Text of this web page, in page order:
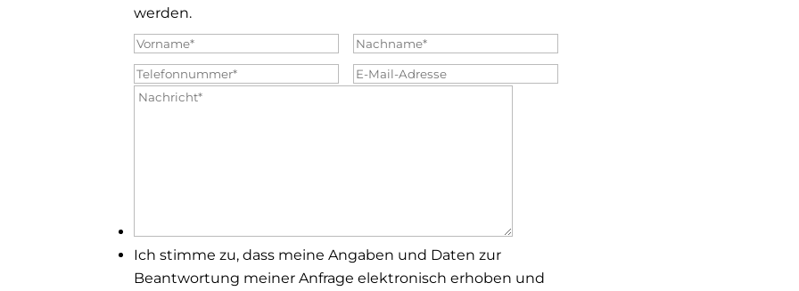
werden.
Vorname** Nachname**
Telefonnummer**
E-
Mail-
Nachricht*
Ich
stimme
Ich stimme zu, dass meine Angaben und Daten zur
Beantwortung meiner Anfrage elektronisch erhoben und